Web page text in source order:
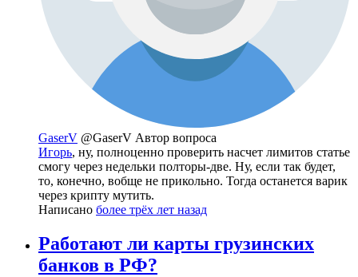
GaserV @GaserV Автор вопроса
Игорь, ну, полноценно проверить насчет лимитов статье
смогу через недельки полторы-две. Ну, если так будет,
то, конечно, вобще не прикольно. Тогда останется варик
через крипту мутить.
Написано более трёх лет назад
Работают ли карты грузинских
банков в РФ?